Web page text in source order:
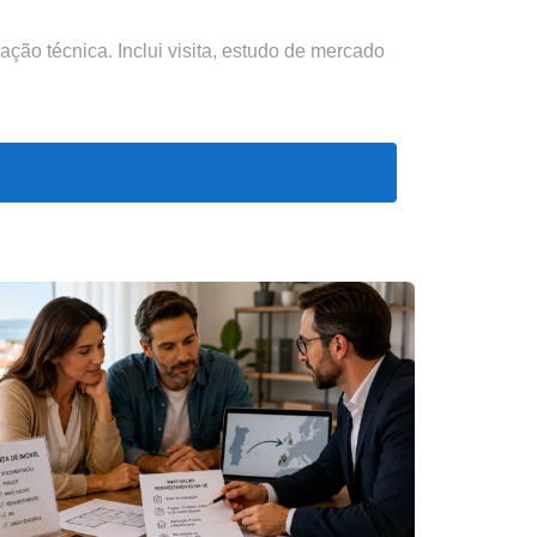
técnica. Inclui visita, estudo de mercado
vendida em 19 dias por 1.375.000€. A
exige metodologia, não apenas
relatório.